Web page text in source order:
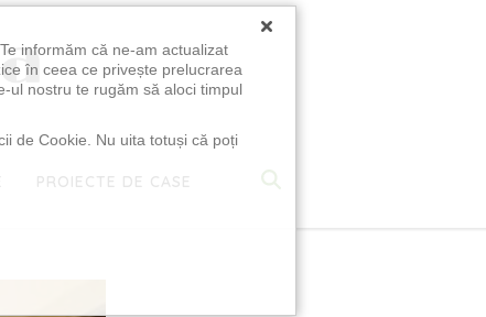
PROIECTE DE CASE
×
informăm că ne-am actualizat
în ceea ce privește prelucrarea
ul nostru te rugăm să aloci timpul
de Cookie. Nu uita totuși că poți